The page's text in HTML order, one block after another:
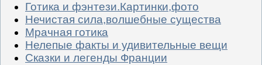
Готика и фэнтези.Картинки,фото
Нечистая сила,волшебные существа
Мрачная готика
Нелепые факты и удивительные вещи
Сказки и легенды Франции